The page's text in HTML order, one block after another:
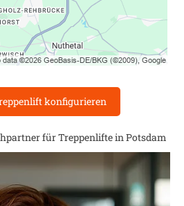
konfigurieren
für Treppenlifte inPotsdam